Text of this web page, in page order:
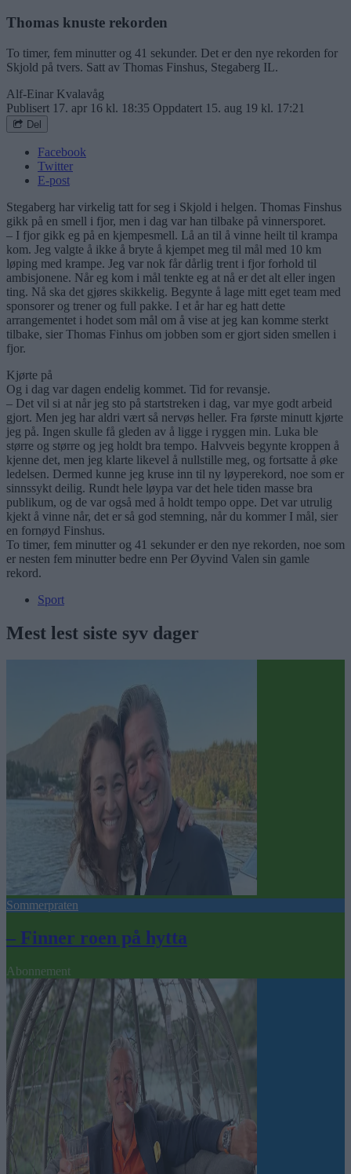
Thomas knuste rekorden
To timer, fem minutter og 41 sekunder. Det er den nye rekorden for
Skjold på tvers. Satt av Thomas Finshus, Stegaberg IL.
Alf-Einar Kvalavåg
Publisert 17. apr 16 kl. 18:35 Oppdatert 15. aug 19 kl. 17:21
Del
Facebook
Twitter
E-post
Stegaberg har virkelig tatt for seg i Skjold i helgen. Thomas Finshus
gikk på en smell i fjor, men i dag var han tilbake på vinnersporet.
– I fjor gikk eg på en kjempesmell. Lå an til å vinne heilt til krampa
kom. Jeg valgte å ikke å bryte å kjempet meg til mål med 10 km
løping med krampe. Jeg var nok får dårlig trent i fjor forhold til
ambisjonene. Når eg kom i mål tenkte eg at nå er det alt eller ingen
ting. Nå ska det gjøres skikkelig. Begynte å lage mitt eget team med
sponsorer og trener og full pakke. I et år har eg hatt dette
arrangementet i hodet som mål om å vise at jeg kan komme sterkt
tilbake, sier Thomas Finhus om jobben som er gjort siden smellen i
fjor.
Kjørte på
Og i dag var dagen endelig kommet. Tid for revansje.
– Det vil si at når jeg sto på startstreken i dag, var mye godt arbeid
gjort. Men jeg har aldri vært så nervøs heller. Fra første minutt kjørte
jeg på. Ingen skulle få gleden av å ligge i ryggen min. Luka ble
større og større og jeg holdt bra tempo. Halvveis begynte kroppen å
kjenne det, men jeg klarte likevel å nullstille meg, og fortsatte å øke
ledelsen. Dermed kunne jeg kruse inn til ny løyperekord, noe som er
sinnssykt deilig. Rundt hele løypa var det hele tiden masse bra
publikum, og de var også med å holdt tempo oppe. Det var utrulig
kjekt å vinne når, det er så god stemning, når du kommer I mål, sier
en fornøyd Finshus.
To timer, fem minutter og 41 sekunder er den nye rekorden, noe som
er nesten fem minutter bedre enn Per Øyvind Valen sin gamle
rekord.
Sport
Mest lest siste syv dager
Sommerpraten
– Finner roen på hytta
Abonnement